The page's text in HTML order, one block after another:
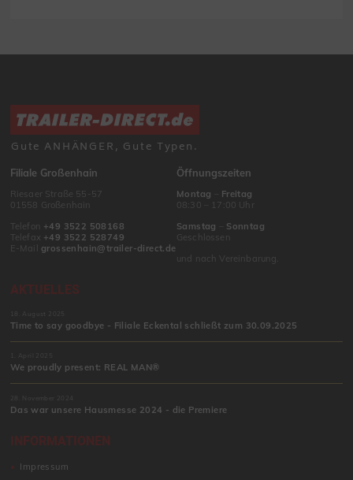
Gute ANHÄNGER, Gute Typen.
Filiale Großenhain
Riesaer Straße 55-57
01558 Großenhain
Telefon +49 3522 508168
Telefax +49 3522 528749
E-Mail grossenhain@trailer-direct.de
Öffnungszeiten
Montag
Freitag
08:30 – 17:00 Uhr
Samstag
Sonntag
Geschlossen
und nach Vereinbarung.
AKTUELLES
18. August 2025
Time to say goodbye - Filiale Eckental schließt zum 30.09.2025
1. April 2025
We proudly present: REAL MAN®
28. November 2024
Das war unsere Hausmesse 2024 - die Premiere
INFORMATIONEN
Impressum